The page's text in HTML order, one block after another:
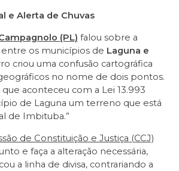
e Alerta de Chuvas
(PL) falou sobre a
os municípios de Laguna e
criou uma confusão cartográfica
no nome de dois pontos.
aconteceu com a Lei 13.993
de Laguna um terreno que está
de Imbituba.”
de Constituição e Justiça (CCJ)
e faça a alteração necessária,
a linha de divisa, contrariando a